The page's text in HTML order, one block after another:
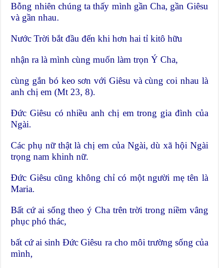
Bỗng nhiên chúng ta thấy mình gần Cha, gần Giêsu
và gần nhau.
Nước Trời bắt đầu đến khi hơn hai tỉ kitô hữu
nhận ra là mình cùng muốn làm trọn Ý Cha,
cùng gắn bó keo sơn với Giêsu và cùng coi nhau là
anh chị em (Mt 23, 8).
Đức Giêsu có nhiều anh chị em trong gia đình của
Ngài.
Các phụ nữ thật là chị em của Ngài, dù xã hội Ngài
trọng nam khinh nữ.
Đức Giêsu cũng không chỉ có một người mẹ tên là
Maria.
Bất cứ ai sống theo ý Cha trên trời trong niềm vâng
phục phó thác,
bất cứ ai sinh Đức Giêsu ra cho môi trường sống của
mình,